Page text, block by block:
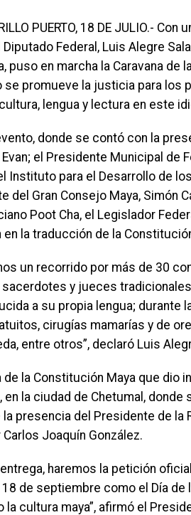
PUERTO, 18 DE JULIO.-
Federal, Luis Alegre
puso en marcha la Caravana
se promueve la justicia para los
lengua y lectura en este
donde se contó con la
Evan; el Presidente Municipal de
Instituto para el Desarrollo de
del Gran Consejo Maya, Simón
Poot Cha, el Legislador
la traducción de la
un recorrido por más de 30
y jueces
a su propia lengua;
cirugías mamarías y de
entre otros”, declaró Luis
de la Constitución Maya que
la ciudad de Chetumal, donde
la presencia del Presidente de la
Carlos Joaquín González.
entrega, haremos la petición
de septiembre como el Día de
la cultura maya”, afirmó el